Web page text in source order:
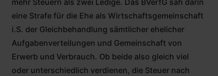
mehr Steuern als zwei Ledige. Das BVerfG sah darin
eine Strafe für die Ehe als Wirtschaftsgemeinschaft
i.S. der Gleichbehandlung sämtlicher ehelicher
Aufgabenverteilungen und Gemeinschaft von
Erwerb und Verbrauch. Ob beide also gleich viel
oder unterschiedlich verdienen, die Steuer nach